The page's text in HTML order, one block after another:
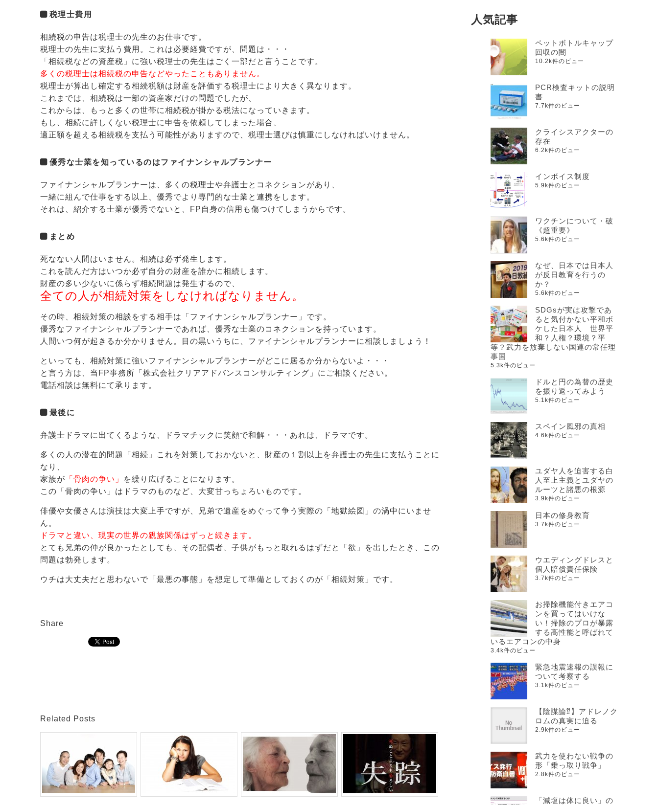
税理士費用
相続税の申告は税理士の先生のお仕事です。
税理士の先生に支払う費用。これは必要経費ですが、問題は・・・
「相続税などの資産税」に強い税理士の先生はごく一部だと言うことです。
多くの税理士は相続税の申告などやったこともありません。
税理士が算出し確定する相続税額は財産を評価する税理士により大きく異なります。
これまでは、相続税は一部の資産家だけの問題でしたが、
これからは、もっと多くの世帯に相続税が掛かる税法になっていきます。
もし、相続に詳しくない税理士に申告を依頼してしまった場合、
適正額を超える相続税を支払う可能性がありますので、税理士選びは慎重にしなければいけません。
優秀な士業を知っているのはファイナンシャルプランナー
ファイナンシャルプランナーは、多くの税理士や弁護士とコネクションがあり、
一緒に組んで仕事をする以上、優秀でより専門的な士業と連携をします。
それは、紹介する士業が優秀でないと、FP自身の信用も傷つけてしまうからです。
まとめ
死なない人間はいません。相続は必ず発生します。
これを読んだ方はいつか必ず自分の財産を誰かに相続します。
財産の多い少ないに係らず相続問題は発生するので、
全ての人が相続対策をしなければなりません。
その時、相続対策の相談をする相手は「ファイナンシャルプランナー」です。
優秀なファイナンシャルプランナーであれば、優秀な士業のコネクションを持っています。
人間いつ何が起きるか分かりません。目の黒いうちに、ファイナンシャルプランナーに相談しましょう！
といっても、相続対策に強いファイナンシャルプランナーがどこに居るか分からないよ・・・
と言う方は、当FP事務所「株式会社クリアアドバンスコンサルティング」にご相談ください。
電話相談は無料にて承ります。
最後に
弁護士ドラマに出てくるような、ドラマチックに笑顔で和解・・・あれは、ドラマです。
多くの人の潜在的問題「相続」これを対策しておかないと、財産の１割以上を弁護士の先生に支払うことに
なり、
家族が 「骨肉の争い」
を繰り広げることになります。
この「骨肉の争い」はドラマのものなど、大変甘っちょろいものです。
俳優や女優さんは演技は大変上手ですが、兄弟で遺産をめぐって争う実際の「地獄絵図」の渦中にいませ
ん。
ドラマと違い、現実の世界の親族関係はずっと続きます。
とても兄弟の仲が良かったとしても、その配偶者、子供がもっと取れるはずだと「欲」を出したとき、この
問題は勃発します。
ウチは大丈夫だと思わないで「最悪の事態」を想定して準備としておくのが「相続対策」です。
Share
Related Posts
人気記事
ペットボトルキャップ
回収の闇
10.2k件のビュー
PCR検査キットの説明
書
7.7k件のビュー
クライシスアクターの
存在
6.2k件のビュー
インボイス制度
5.9k件のビュー
ワクチンについて・破
《超重要》
5.6k件のビュー
なぜ、日本では日本人
が反日教育を行うの
か？
5.6k件のビュー
SDGsが実は攻撃であ
ると気付かない平和ボ
ケした日本人 世界平
和？人権？環境？平
等？武力を放棄しない国連の常任理
事国
5.3k件のビュー
ドルと円の為替の歴史
を振り返ってみよう
5.1k件のビュー
スペイン風邪の真相
4.6k件のビュー
ユダヤ人を迫害する白
人至上主義とユダヤの
ルーツと諸悪の根源
3.9k件のビュー
日本の修身教育
3.7k件のビュー
ウエディングドレスと
個人賠償責任保険
3.7k件のビュー
お掃除機能付きエアコ
ンを買ってはいけな
い！掃除のプロが暴露
する高性能と呼ばれて
いるエアコンの中身
3.4k件のビュー
緊急地震速報の誤報に
ついて考察する
3.1k件のビュー
【陰謀論⁇】アドレノク
ロムの真実に迫る
2.9k件のビュー
武力を使わない戦争の
形「乗っ取り戦争」
2.8k件のビュー
「減塩は体に良い」の